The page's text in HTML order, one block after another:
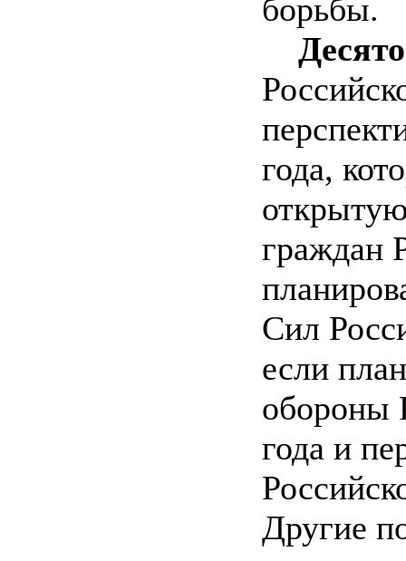
борьбы.
года,
граждан
Сил
если
обороны
года и
Другие